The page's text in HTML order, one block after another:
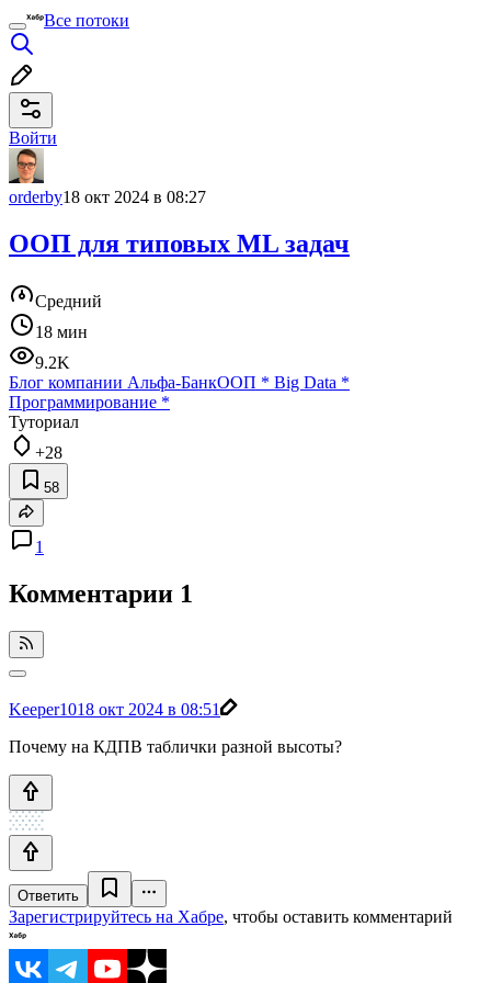
Все потоки
Войти
orderby18 окт 2024 в 08:27
ООП для типовых ML задач
Средний
18 мин
9.2K
Блог компании Альфа-БанкООП * Big Data *
Программирование *
Туториал
+28
58
1
Комментарии 1
Keeper1018 окт 2024 в 08:51
Почему на КДПВ таблички разной высоты?
Ответить
Зарегистрируйтесь на Хабре, чтобы оставить комментарий